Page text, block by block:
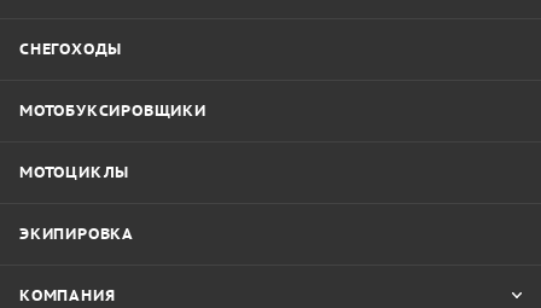
СНЕГОХОДЫ
МОТОБУКСИРОВЩИКИ
МОТОЦИКЛЫ
ЭКИПИРОВКА
КОМПАНИЯ